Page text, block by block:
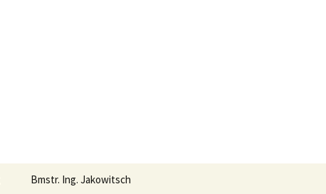
Bmstr. Ing. Jakowitsch